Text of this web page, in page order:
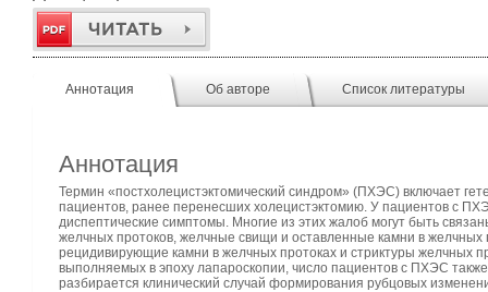
Аннотация Об авторе Список литературы
Аннотация
Термин «постхолецистэктомический синдром» (ПХЭС) включает
пациентов, ранее перенесших холецистэктомию. У пациентов с
диспептические симптомы. Многие из этих жалоб могут быть
желчных протоков, желчные свищи и оставленные камни в
рецидивирующие камни в желчных протоках и стриктуры желчных
выполняемых в эпоху лапароскопии, число пациентов с ПХЭС
разбирается клинический случай формирования рубцовых